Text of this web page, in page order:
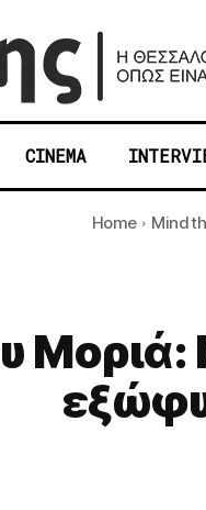
CINEMA
Home Mind